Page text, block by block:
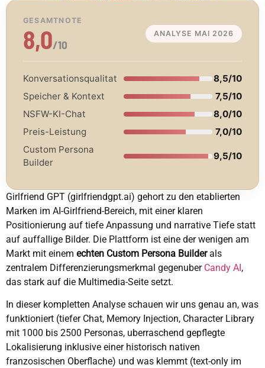
GESAMTNOTE
8,0/10
ANALYSE MAI 2026
Konversationsqualitat
8,5/10
Speicher & Kontext
7,5/10
NSFW-KI-Chat
8,0/10
Preis-Leistung
7,0/10
Custom Persona
Builder
9,5/10
Girlfriend GPT (girlfriendgpt.ai) gehort zu den etablierten
Marken im AI-Girlfriend-Bereich, mit einer klaren
Positionierung auf tiefe Anpassung und narrative Tiefe statt
auf auffallige Bilder. Die Plattform ist eine der wenigen am
Markt mit einem echten Custom Persona Builderals
zentralem Differenzierungsmerkmal gegenuber Candy AI,
das stark auf die Multimedia-Seite setzt.
In dieser kompletten Analyse schauen wir uns genau an, was
funktioniert (tiefer Chat, Memory Injection, Character Library
mit 1000 bis 2500 Personas, uberraschend gepflegte
Lokalisierung inklusive einer historisch nativen
franzosischen Oberflache) und was klemmt (text-only im